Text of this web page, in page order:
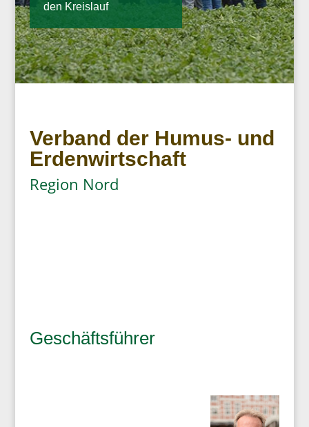
den Kreislauf
Verband der Humus- und
Erdenwirtschaft
Region Nord
Geschäftsführer